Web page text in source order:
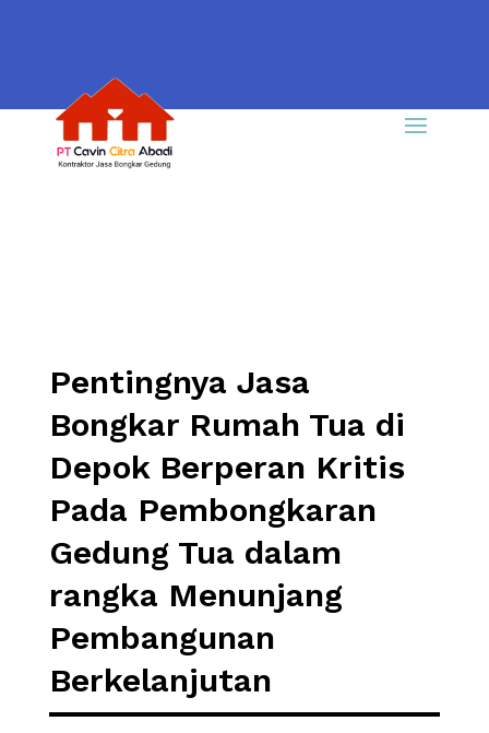
Pentingnya Jasa
Bongkar Rumah Tua di
Depok Berperan Kritis
Pada Pembongkaran
Gedung Tua dalam
rangka Menunjang
Pembangunan
Berkelanjutan